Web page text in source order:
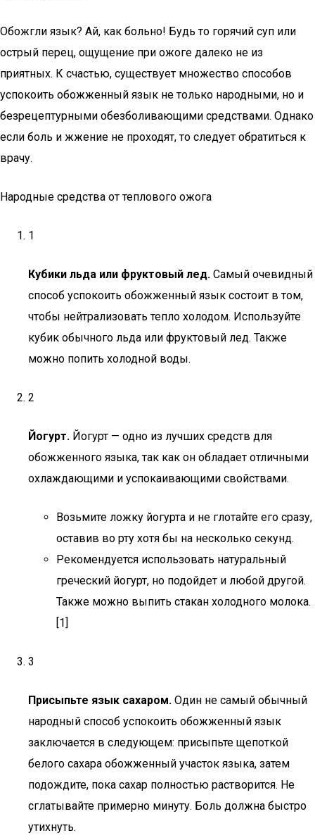
Обожгли язык? Ай, как больно! Будь то горячий суп или
острый перец, ощущение при ожоге далеко не из
приятных. К счастью, существует множество способов
успокоить обожженный язык не только народными, но и
безрецептурными обезболивающими средствами. Однако
если боль и жжение не проходят, то следует обратиться к
врачу.
Народные средства от теплового ожога
1
Кубики льда или фруктовый лед. Самый очевидный
способ успокоить обожженный язык состоит в том,
чтобы нейтрализовать тепло холодом. Используйте
кубик обычного льда или фруктовый лед. Также
можно попить холодной воды.
2
Йогурт. Йогурт — одно из лучших средств для
обожженного языка, так как он обладает отличными
охлаждающими и успокаивающими свойствами.
Возьмите ложку йогурта и не глотайте его сразу,
оставив во рту хотя бы на несколько секунд.
Рекомендуется использовать натуральный
греческий йогурт, но подойдет и любой другой.
Также можно выпить стакан холодного молока.
[1]
3
Присыпьте язык сахаром. Один не самый обычный
народный способ успокоить обожженный язык
заключается в следующем: присыпьте щепоткой
белого сахара обожженный участок языка, затем
подождите, пока сахар полностью растворится. Не
сглатывайте примерно минуту. Боль должна быстро
утихнуть.